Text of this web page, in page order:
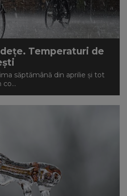
Temperaturi de
săptămână din aprilie și tot